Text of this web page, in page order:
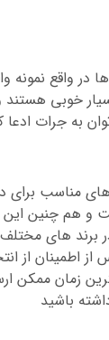
واقع نمونه
خوبی هستند و
به جرات ادعا
مناسب
و هم چنین این
های
اطمینان از
زمان ممکن
باشید